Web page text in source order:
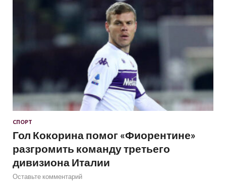
СПОРТ
Гол Кокорина помог «Фиорентине»
разгромить команду третьего
дивизиона Италии
Оставьте комментарий